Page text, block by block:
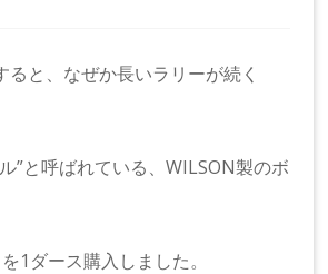
ると、なぜか長いラリーが続く
”と呼ばれている、WILSON製のボ
1ダース購入しました。